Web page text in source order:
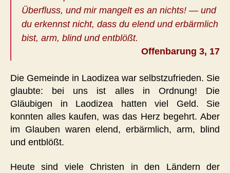
Überfluss, und mir mangelt es an nichts! — und
du erkennst nicht, dass du elend und erbärmlich
bist, arm, blind und entblößt.
Offenbarung 3, 17
Die Gemeinde in Laodizea war selbstzufrieden. Sie
glaubte: bei uns ist alles in Ordnung! Die
Gläubigen in Laodizea hatten viel Geld. Sie
konnten alles kaufen, was das Herz begehrt. Aber
im Glauben waren elend, erbärmlich, arm, blind
und entblößt.
Heute sind viele Christen in den Ländern der